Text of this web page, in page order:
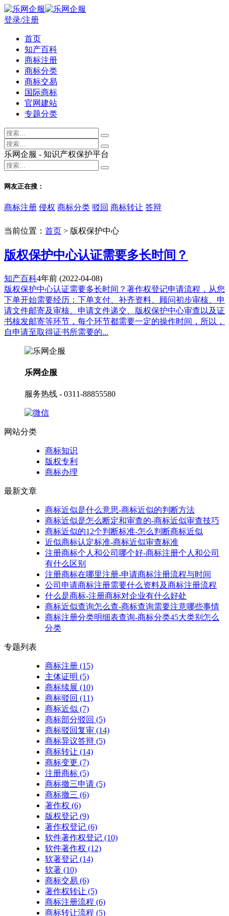
登录/注册
首页
知产百科
商标注册
商标分类
商标交易
国际商标
官网建站
专题分类
乐网企服 - 知识产权保护平台
网友正在搜：
商标注册 侵权 商标分类 驳回 商标转让 答辩
当前位置： 首页 > 版权保护中心
版权保护中心认证需要多长时间？
知产百科4年前 (2022-04-08)
版权保护中心认证需要多长时间？著作权登记申请流程，从您
下单开始需要经历：下单支付、补齐资料、顾问初步审核、申
请文件邮寄及审核、申请文件递交、版权保护中心审查以及证
书核发邮寄等环节，每个环节都需要一定的操作时间，所以，
自申请至取得证书所需要的...
乐网企服
服务热线 - 0311-88855580
网站分类
商标知识
版权专利
商标办理
最新文章
商标近似是什么意思-商标近似的判断方法
商标近似是怎么断定和审查的-商标近似审查技巧
商标近似的12个判断标准-怎么判断商标近似
近似商标认定标准-商标近似审查标准
注册商标个人和公司哪个好-商标注册个人和公司
有什么区别
注册商标在哪里注册-申请商标注册流程与时间
公司申请商标注册需要什么资料及商标注册流程
什么是商标-注册商标对企业有什么好处
商标近似查询怎么查-商标查询需要注意哪些事情
商标注册分类明细表查询-商标分类45大类别怎么
分类
专题列表
商标注册 (15)
主体证明 (5)
商标续展 (10)
商标驳回 (11)
商标近似 (7)
商标部分驳回 (5)
商标驳回复审 (14)
商标异议答辩 (5)
商标转让 (14)
商标变更 (7)
注册商标 (5)
商标撤三申请 (5)
商标撤三 (6)
著作权 (6)
版权登记 (9)
著作权登记 (6)
软件著作权登记 (10)
软件著作权 (12)
软著登记 (14)
软著 (10)
商标交易 (6)
著作权转让 (5)
商标注册流程 (6)
商标转让流程 (5)